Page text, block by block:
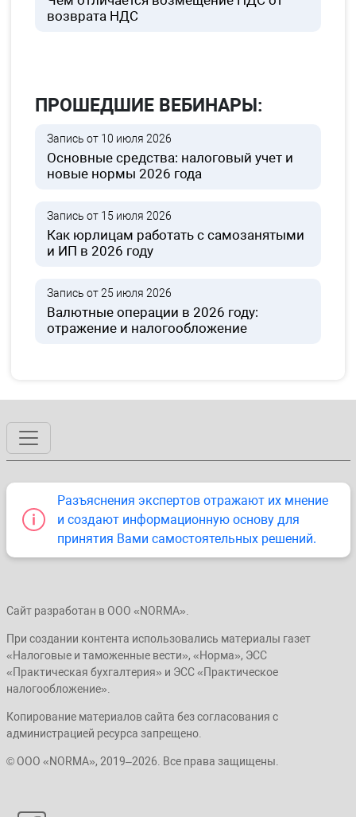
возврата НДС
ПРОШЕДШИЕ ВЕБИНАРЫ:
Запись от 10 июля 2026
Основные средства: налоговый учет и
новые нормы 2026 года
Запись от 15 июля 2026
Как юрлицам работать с самозанятыми
и ИП в 2026 году
Запись от 25 июля 2026
Валютные операции в 2026 году:
отражение и налогообложение
Разъяснения экспертов отражают их мнение
и создают информационную основу для
принятия Вами самостоятельных решений.
Сайт разработан в ООО «NORMA».
При создании контента использовались материалы газет
«Налоговые и таможенные вести», «Норма», ЭСС
«Практическая бухгалтерия» и ЭСС «Практическое
налогообложение».
Копирование материалов сайта без согласования с
администрацией ресурса запрещено.
© ООО «NORMA», 2019–2026. Все права защищены.